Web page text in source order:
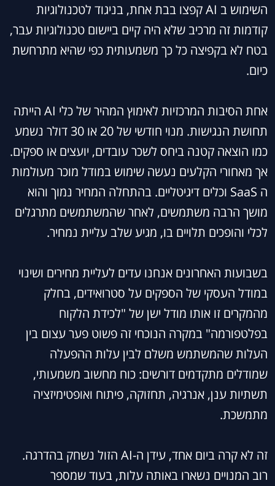
השימוש ב AI קפצו בבת אחת, בניגוד לטכנולוגיות
קודמות זה מרכיב שלא היה קיים ביישום טכנולוגיות עבר,
בטח לא בקפיצה כל כך משמעותית כפי שהיא מתרחשת
כיום.
אחת הסיבות המרכזיות לאימוץ המהיר של כלי AI הייתה
תחושת הנגישות. מנוי חודשי של 20 או 30 דולר נשמע
כמו הוצאה קטנה ביחס לשכר עובדים, יועצים או ספקים.
אך מאחורי הקלעים נעשה שימוש במודל מוכר מעולמות
ה SaaS וכלים דיגיטליים. בהתחלה המחיר נמוך והוא
מושך הרבה משתמשים, לאחר שהמשתמשים מתרגלים
לכלי והופכים תלויים בו, מגיע שלב עליית נמחיר.
בשבועות האחרונים אנחנו עדים לעליית מחירים ושינוי
במודל העסקי של הספקים על סטרואידים, בחלק
מהמקרים זו אותו מודל ישן של "לכידת הלקוח
בפלטפורמה" במקרה הנוכחי זה פשוט פער עצום בין
העלות שהמשתמש משלם לבין עלות ההפעלה
שמודלים מתקדמים דורשים: כוח מחשוב משמעותי,
תשתיות ענן, אנרגיה, תחזוקה, פיתוח ואופטימיזציה
מתמשכת.
זה לא קרה ביום אחד, עידן ה-AI הזול נשחק בהדרגה.
רוב המנויים נשארו באותה עלות, בעוד שמספר